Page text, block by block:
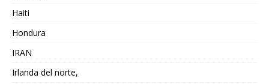
Haiti
Hondura
IRAN
Irlanda del norte,